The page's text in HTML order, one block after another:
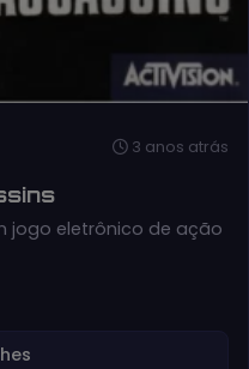
3 anos atrás
jogo eletrônico de ação